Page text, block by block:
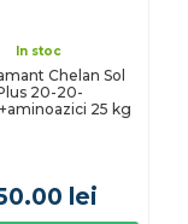
In stoc
Chelan Sol
20-20-
25 kg
lei